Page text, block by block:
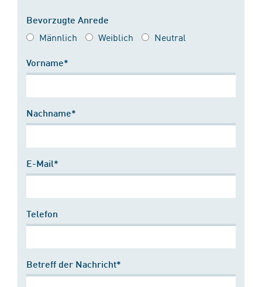
Bevorzugte Anrede
Männlich Weiblich Neutral
Vorname*
Nachname*
E-Mail*
Telefon
Betreff der Nachricht*